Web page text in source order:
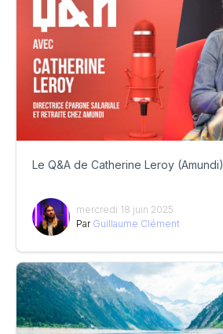
Le Q&A de Catherine Leroy (Amundi)
mercredi 18 juin 2025
Par Guillaume Clément